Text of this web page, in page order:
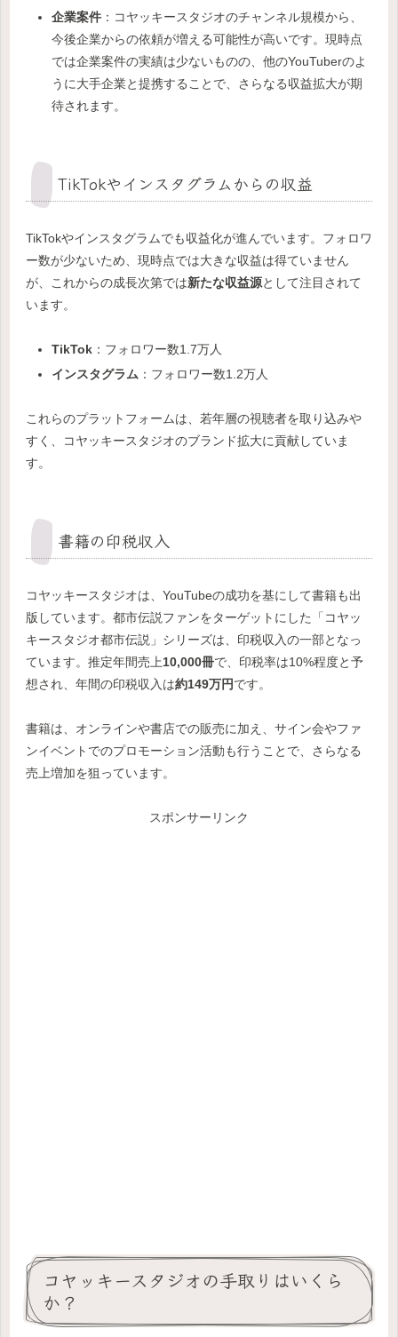
企業案件：コヤッキースタジオのチャンネル規模から、
今後企業からの依頼が増える可能性が高いです。現時点
では企業案件の実績は少ないものの、他のYouTuberのよ
うに大手企業と提携することで、さらなる収益拡大が期
待されます。
TikTokやインスタグラムからの収益
TikTokやインスタグラムでも収益化が進んでいます。フォロワ
ー数が少ないため、現時点では大きな収益は得ていません
が、これからの成長次第では新たな収益源として注目されて
います。
TikTok：フォロワー数1.7万人
インスタグラム ：フォロワー数1.2万人
これらのプラットフォームは、若年層の視聴者を取り込みや
すく、コヤッキースタジオのブランド拡大に貢献していま
す。
書籍の印税収入
コヤッキースタジオは、YouTubeの成功を基にして書籍も出
版しています。都市伝説ファンをターゲットにした「コヤッ
キースタジオ都市伝説」シリーズは、印税収入の一部となっ
ています。推定年間売上10,000冊で、印税率は10%程度と予
想され、年間の印税収入は約149万円です。
書籍は、オンラインや書店での販売に加え、サイン会やファ
ンイベントでのプロモーション活動も行うことで、さらなる
売上増加を狙っています。
スポンサーリンク
コヤッキースタジオの手取りはいくら
か？